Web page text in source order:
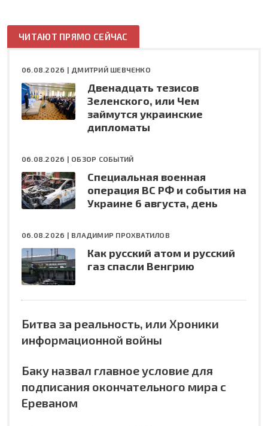
ЧИТАЮТ ПРЯМО СЕЙЧАС
06.08.2026 | ДМИТРИЙ ШЕВЧЕНКО
Двенадцать тезисов
Зеленского, или Чем
займутся украинские
дипломаты
06.08.2026 | ОБЗОР СОБЫТИЙ
Специальная военная
операция ВС РФ и события на
Украине 6 августа, день
06.08.2026 | ВЛАДИМИР ПРОХВАТИЛОВ
Как русский атом и русский
газ спасли Венгрию
Битва за реальность, или Хроники
информационной войны
Баку назвал главное условие для
подписания окончательного мира с
Ереваном